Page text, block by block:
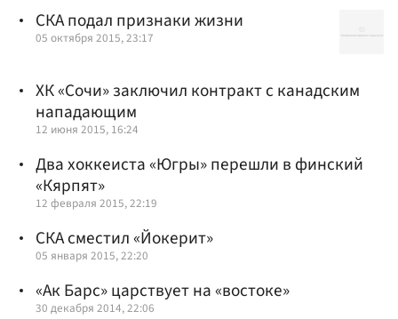
СКА подал признаки жизни
05 октября 2015, 23:17
ХК «Сочи» заключил контракт с канадским
нападающим
12 июня 2015, 16:24
Два хоккеиста «Югры» перешли в финский
«Кярпят»
12 февраля 2015, 22:19
СКА сместил «Йокерит»
05 января 2015, 22:20
«Ак Барс» царствует на «востоке»
30 декабря 2014, 22:06